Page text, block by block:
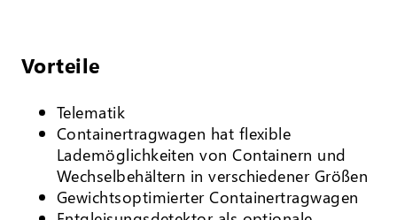
Vorteile
Telematik
Containertragwagen hat flexible
Lademöglichkeiten von Containern und
Wechselbehältern in verschiedener Größen
Gewichtsoptimierter Containertragwagen